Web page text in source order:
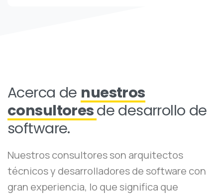
Acerca de nuestros
consultoresde desarrollo de
software.
Nuestros consultores son arquitectos
técnicos y desarrolladores de software con
gran experiencia, lo que significa que